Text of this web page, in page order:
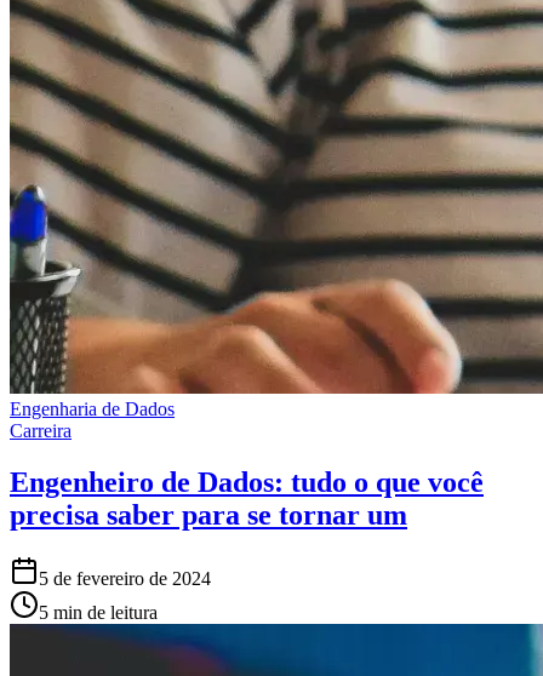
Engenharia de Dados
Carreira
Engenheiro de Dados: tudo o que você
precisa saber para se tornar um
5 de fevereiro de 2024
5 min de leitura